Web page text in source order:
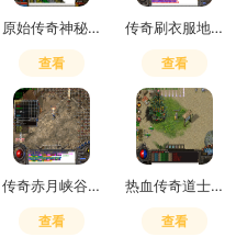
原始传奇神秘之石在哪里获得
查看
传奇刷衣服地点怎么去
查看
传奇赤月峡谷广场药店在哪
查看
热血传奇道士嗜血术吸多少血
查看